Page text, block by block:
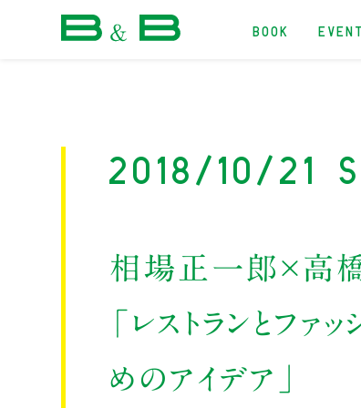
BOOK EVENT
2018/10/21
相場正一郎×高
「レストランとフ
めのアイデア」